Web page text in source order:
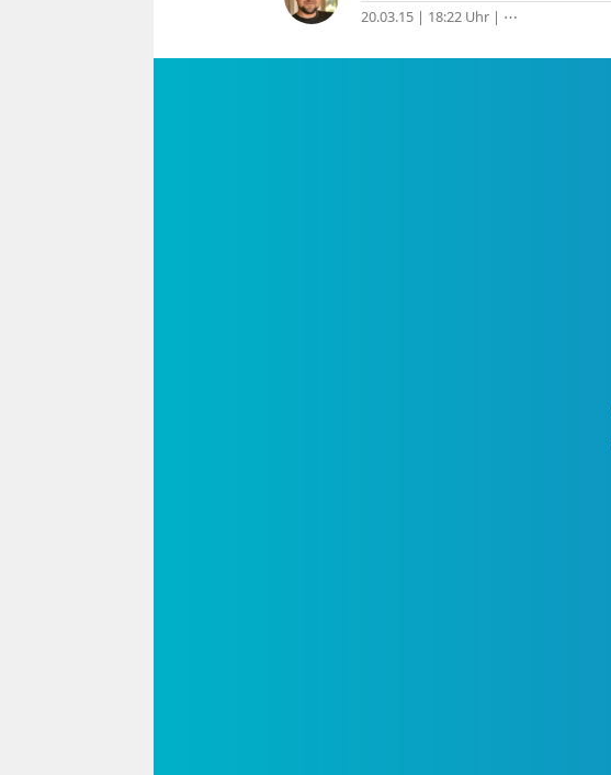
20.03.15 | 18:22 Uhr| ⋯